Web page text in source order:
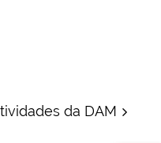
da DAM